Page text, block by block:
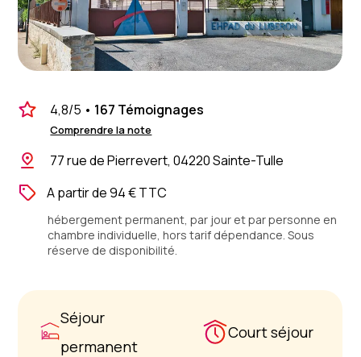
4,8/5 • 167 Témoignages
Comprendre la note
77 rue de Pierrevert, 04220 Sainte-Tulle
A partir de 94 € TTC
hébergement permanent, par jour et par personne en
chambre individuelle, hors tarif dépendance. Sous
réserve de disponibilité.
Séjour
permanent
Court séjour